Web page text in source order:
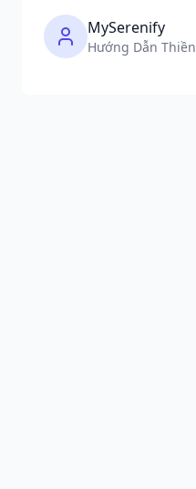
MySerenify
Hướng Dẫn Thiền